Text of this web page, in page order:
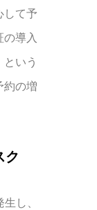
して予
導入
いう
約の増
ク
し、